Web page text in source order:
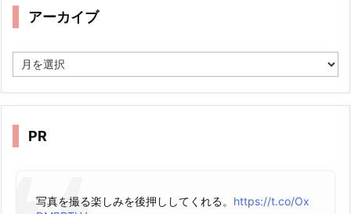
アーカイブ
ー
イ
PR
写真を撮る楽しみを後押ししてくれる。 https://t.co/Ox